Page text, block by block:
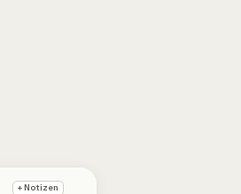
+ Notizen